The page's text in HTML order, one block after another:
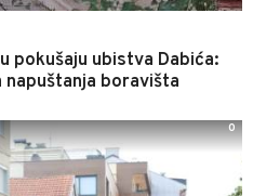
pokušaju ubistva Dabića:
boravišta
0